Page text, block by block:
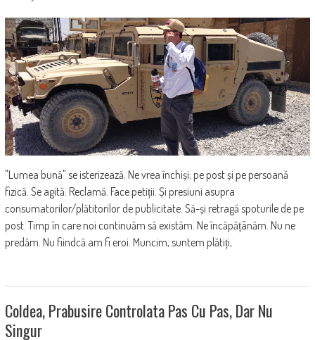
"Lumea bună" se isterizează. Ne vrea închiși; pe post și pe persoană
fizică. Se agită. Reclamă. Face petiții. Și presiuni asupra
consumatorilor/plătitorilor de publicitate. Să-și retragă spoturile de pe
post. Timp în care noi continuăm să existăm. Ne încăpățânăm. Nu ne
predăm. Nu fiindcă am fi eroi. Muncim, suntem plătiți,
Coldea, Prabusire Controlata Pas Cu Pas, Dar Nu
Singur